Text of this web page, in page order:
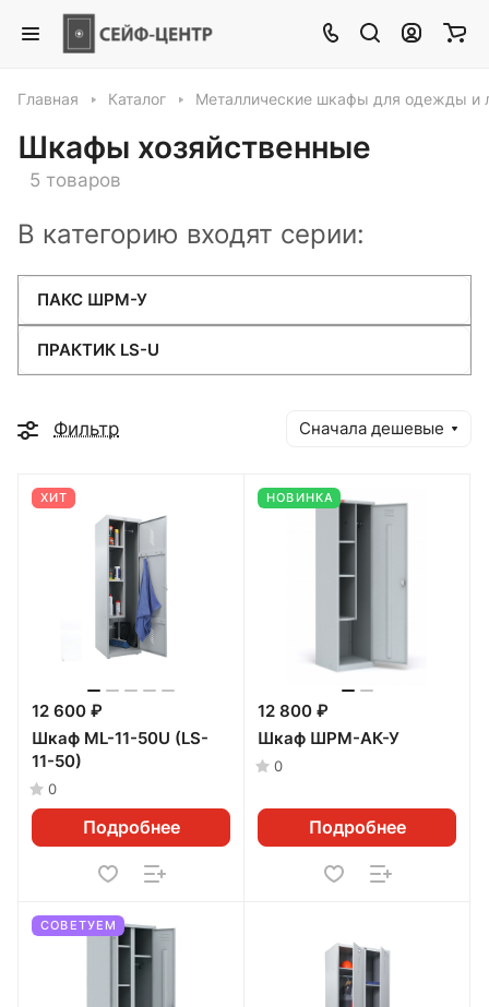
Главная Каталог Металлические шкафы для одежды и
Шкафы хозяйственные
5 товаров
В категорию входят серии:
ПАКС ШРМ-У
ПРАКТИК LS-U
Фильтр Сначала дешевые
ХИТ
12 600 ₽
Шкаф ML-11-50U (LS-
11-50)
0
Подробнее
НОВИНКА
12 800 ₽
Шкаф ШРМ-АК-У
0
Подробнее
СОВЕТУЕМ